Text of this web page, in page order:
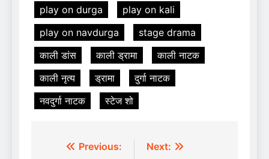
play on durga
play on kali
play on navdurga
stage drama
काली डांस
काली ड्रामा
काली नाटक
काली नृत्य
ड्रामा
दुर्गा नाटक
नवदुर्गा नाटक
स्टेज शो
Post Previous:
Next: